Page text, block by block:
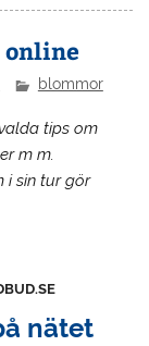
online
blommor
tips om
m m.
i sin tur gör
nätet